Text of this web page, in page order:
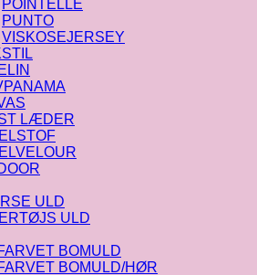
POINTELLE
PUNTO
VISKOSEJERSEY
LÆDER
ULD
ULD
BOMULD
BOMULD/HØR